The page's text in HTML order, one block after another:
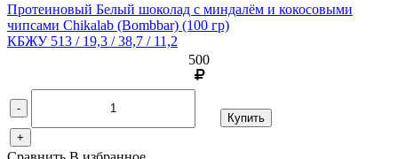
Протеиновый Белый шоколад с миндалём и кокосовыми
чипсами Chikalab (Bombbar) (100 гр)
КБЖУ 513 / 19,3 / 38,7 / 11,2
500
-
+
Купить